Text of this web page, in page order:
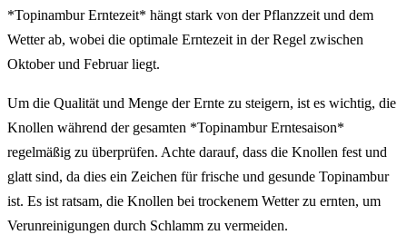
*Topinambur Erntezeit* hängt stark von der Pflanzzeit und dem
Wetter ab, wobei die optimale Erntezeit in der Regel zwischen
Oktober und Februar liegt.
Um die Qualität und Menge der Ernte zu steigern, ist es wichtig, die
Knollen während der gesamten *Topinambur Erntesaison*
regelmäßig zu überprüfen. Achte darauf, dass die Knollen fest und
glatt sind, da dies ein Zeichen für frische und gesunde Topinambur
ist. Es ist ratsam, die Knollen bei trockenem Wetter zu ernten, um
Verunreinigungen durch Schlamm zu vermeiden.